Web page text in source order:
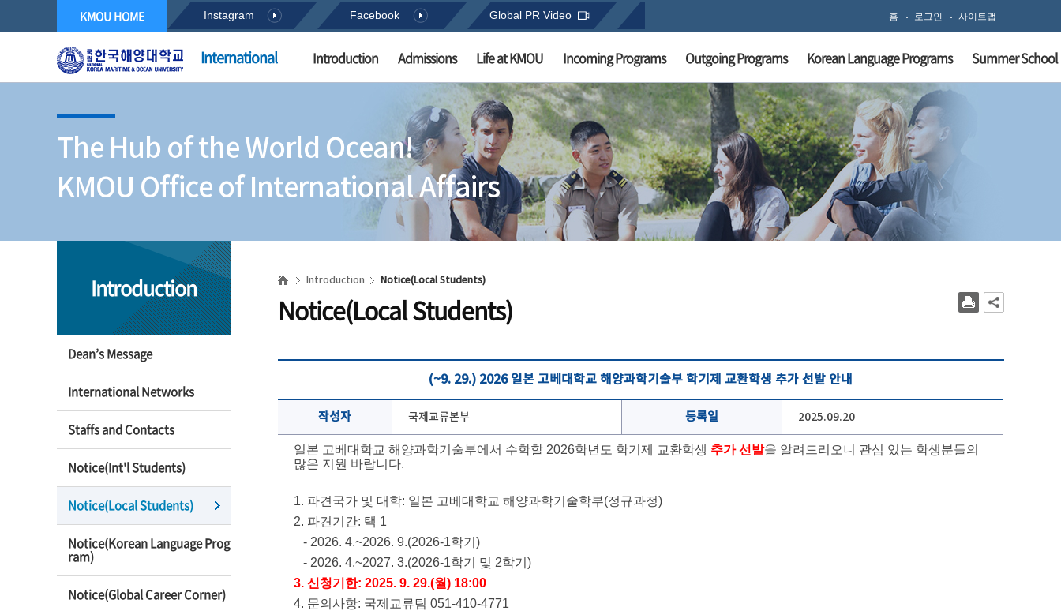
KMOU HOME
International
홈 로그인 사이트맵
Instagram Facebook Global PR Video
Introduction Admissions Life at KMOU Incoming Programs Outgoing Programs Korean Language Programs Summer School
The Hub of the World Ocean!
KMOU Office of International Affairs
Introduction
Dean’s Message
International Networks
Staffs and Contacts
Notice(Int'l Students)
Notice(Local Students)
Notice(Korean Language Prog
ram)
Notice(Global Career Corner)
Introduction Notice(Local Students)
Notice(Local Students)
(~9. 29.) 2026 일본 고베대학교 해양과학기술부 학기제 교환학생 추가 선발 안내
작성자 국제교류본부 등록일 2025.09.20
일본 고베대학교 해양과학기술부에서 수학할 2026학년도 학기제 교환학생 추가 선발을 알려드리오니 관심 있는 학생분들의
많은 지원 바랍니다.
1. 파견국가 및 대학: 일본 고베대학교 해양과학기술학부(정규과정)
2. 파견기간: 택 1
- 2026. 4.~2026. 9.(2026-1학기)
- 2026. 4.~2027. 3.(2026-1학기 및 2학기)
3. 신청기한: 2025. 9. 29.(월) 18:00
4. 문의사항: 국제교류팀 051-410-4771